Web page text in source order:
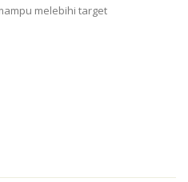
melebihi target